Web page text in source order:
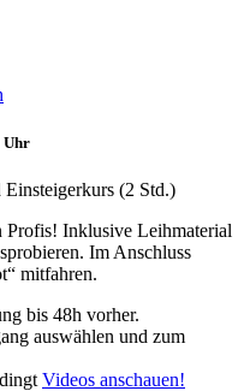
Uhr
(2 Std.)
Profis! Inklusive Leihmaterial
Im Anschluss
mitfahren.
bis 48h vorher.
auswählen und zum
Videos anschauen!